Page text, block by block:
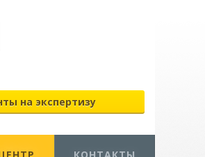
на экспертизу